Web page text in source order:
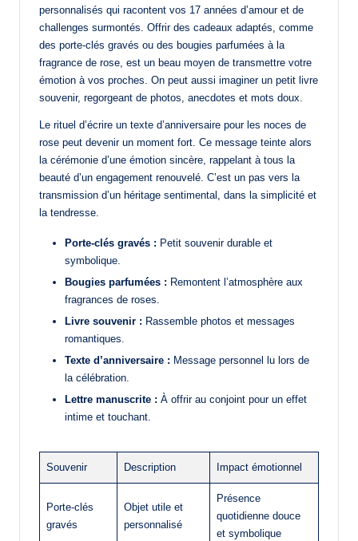
personnalisés qui racontent vos 17 années d’amour et de
challenges surmontés. Offrir des cadeaux adaptés, comme
des porte-clés gravés ou des bougies parfumées à la
fragrance de rose, est un beau moyen de transmettre votre
émotion à vos proches. On peut aussi imaginer un petit livre
souvenir, regorgeant de photos, anecdotes et mots doux.
Le rituel d’écrire un texte d’anniversaire pour les noces de
rose peut devenir un moment fort. Ce message teinte alors
la cérémonie d’une émotion sincère, rappelant à tous la
beauté d’un engagement renouvelé. C’est un pas vers la
transmission d’un héritage sentimental, dans la simplicité et
la tendresse.
Porte-clés gravés : Petit souvenir durable et
symbolique.
Bougies parfumées : Remontent l’atmosphère aux
fragrances de roses.
Livre souvenir : Rassemble photos et messages
romantiques.
Texte d’anniversaire : Message personnel lu lors de
la célébration.
Lettre manuscrite : À offrir au conjoint pour un effet
intime et touchant.
Souvenir Description Impact émotionnel
Porte-clés
gravés
Objet utile et
personnalisé
Présence
quotidienne douce
et symbolique